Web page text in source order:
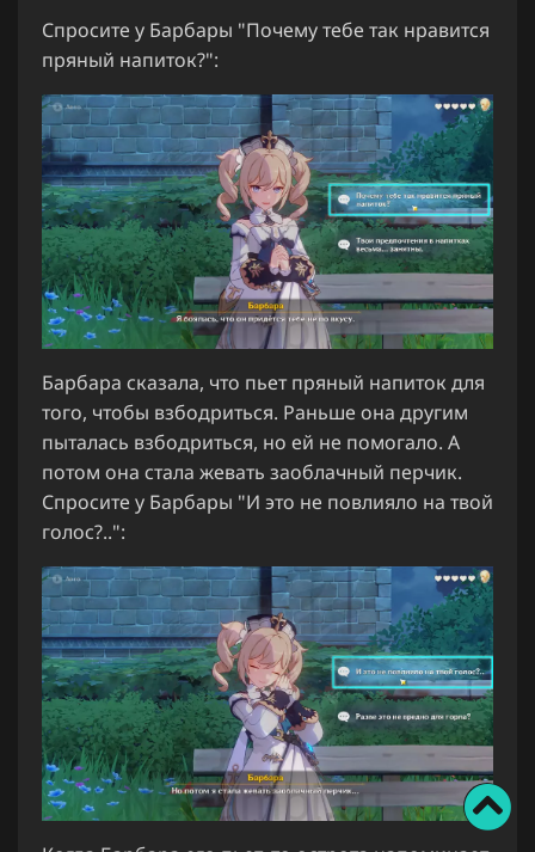
Спросите у Барбары "Почему тебе так нравится
пряный напиток?":
Барбара сказала, что пьет пряный напиток для
того, чтобы взбодриться. Раньше она другим
пыталась взбодриться, но ей не помогало. А
потом она стала жевать заоблачный перчик.
Спросите у Барбары "И это не повлияло на твой
голос?..":